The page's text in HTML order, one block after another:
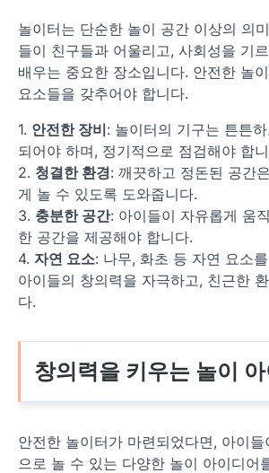
놀이터는 단순한 놀이 공간 이상의 의
들이 친구들과 어울리고, 사회성을 기
배우는 중요한 장소입니다. 안전한 놀
요소들을 갖추어야 합니다.
1. 안전한 장비: 놀이터의 기구는 튼튼
되어야 하며, 정기적으로 점검해야 합
2. 청결한 환경: 깨끗하고 정돈된 공간
게 놀 수 있도록 도와줍니다.
3. 충분한 공간: 아이들이 자유롭게 움
한 공간을 제공해야 합니다.
4. 자연 요소: 나무, 화초 등 자연 요소
아이들의 창의력을 자극하고, 친근한
다.
창의력을 키우는 놀이 아
안전한 놀이터가 마련되었다면, 아이
으로 놀 수 있는 다양한 놀이 아이디어